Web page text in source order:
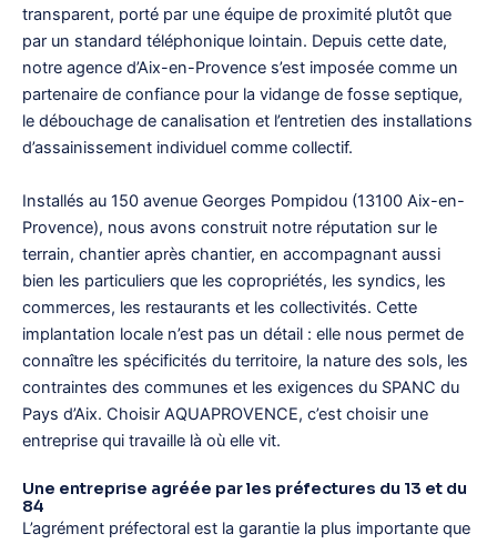
transparent, porté par une équipe de proximité plutôt que
par un standard téléphonique lointain. Depuis cette date,
notre agence d’Aix-en-Provence s’est imposée comme un
partenaire de confiance pour la vidange de fosse septique,
le débouchage de canalisation et l’entretien des installations
d’assainissement individuel comme collectif.
Installés au 150 avenue Georges Pompidou (13100 Aix-en-
Provence), nous avons construit notre réputation sur le
terrain, chantier après chantier, en accompagnant aussi
bien les particuliers que les copropriétés, les syndics, les
commerces, les restaurants et les collectivités. Cette
implantation locale n’est pas un détail : elle nous permet de
connaître les spécificités du territoire, la nature des sols, les
contraintes des communes et les exigences du SPANC du
Pays d’Aix. Choisir AQUAPROVENCE, c’est choisir une
entreprise qui travaille là où elle vit.
Une entreprise agréée par les préfectures du 13 et du
84
L’agrément préfectoral est la garantie la plus importante que